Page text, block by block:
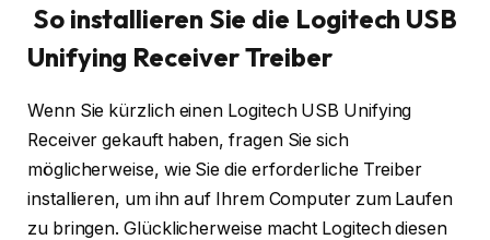
So installieren Sie die Logitech USB
Unifying Receiver Treiber
Wenn Sie kürzlich einen Logitech USB Unifying
Receiver gekauft haben, fragen Sie sich
möglicherweise, wie Sie die erforderliche Treiber
installieren, um ihn auf Ihrem Computer zum Laufen
zu bringen. Glücklicherweise macht Logitech diesen